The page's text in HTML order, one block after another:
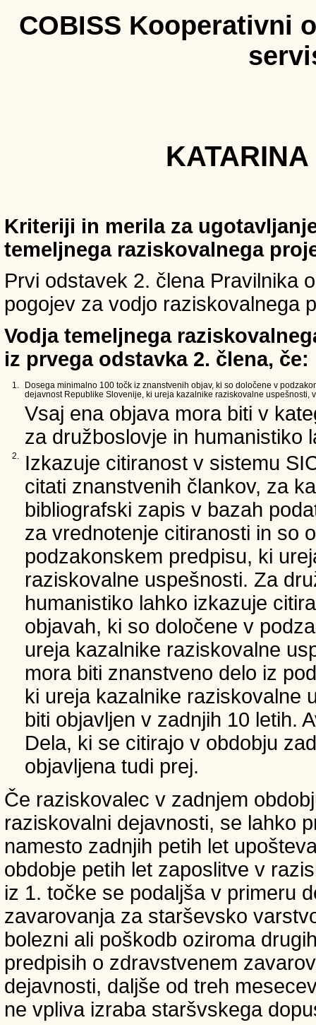
COBISS Kooperativni
Kriteriji in merila za
temeljnega raziskovalnega
Prvi odstavek 2. člena Pravilnika
pogojev za vodjo raziskovalnega
Vodja temeljnega
iz prvega odstavka 2. člena, če:
1.
Dosega minimalno 100 točk iz znanstvenih objav, ki so določene v
dejavnost Republike Slovenije, ki ureja kazalnike raziskovalne uspešnosti,
Vsaj ena objava mora biti v
za družboslovje in humanistiko
2.
Izkazuje citiranost v sistemu
citati znanstvenih člankov, za
bibliografski zapis v bazah
za vrednotenje citiranosti in so
podzakonskem predpisu, ki
raziskovalne uspešnosti. Za
humanistiko lahko izkazuje
objavah, ki so določene v
ureja kazalnike raziskovalne
mora biti znanstveno delo iz
ki ureja kazalnike raziskovalne
biti objavljen v zadnjih 10 letih.
Dela, ki se citirajo v obdobju
objavljena tudi prej.
Če raziskovalec v zadnjem
raziskovalni dejavnosti, se lahko
namesto zadnjih petih let
obdobje petih let zaposlitve v
iz 1. točke se podaljša v primeru
zavarovanja za starševsko
bolezni ali poškodb oziroma
predpisih o zdravstvenem
dejavnosti, daljše od treh
ne vpliva izraba staršvskega